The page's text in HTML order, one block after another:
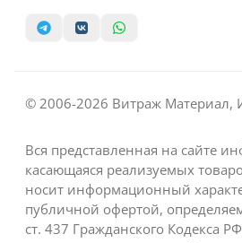
© 2006-2026 Витраж Материал,
Вся представленная на сайте
касающаяся реализуемых
носит информационный
публичной офертой,
ст. 437 Гражданского Кодекса